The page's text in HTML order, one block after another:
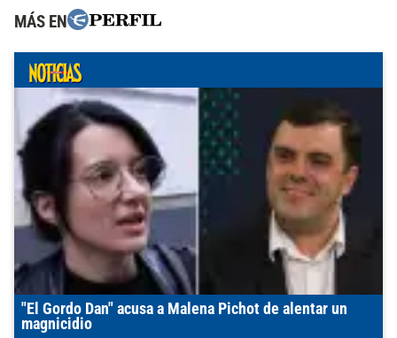
MÁS EN
"El Gordo Dan" acusa a Malena Pichot de alentar un
magnicidio